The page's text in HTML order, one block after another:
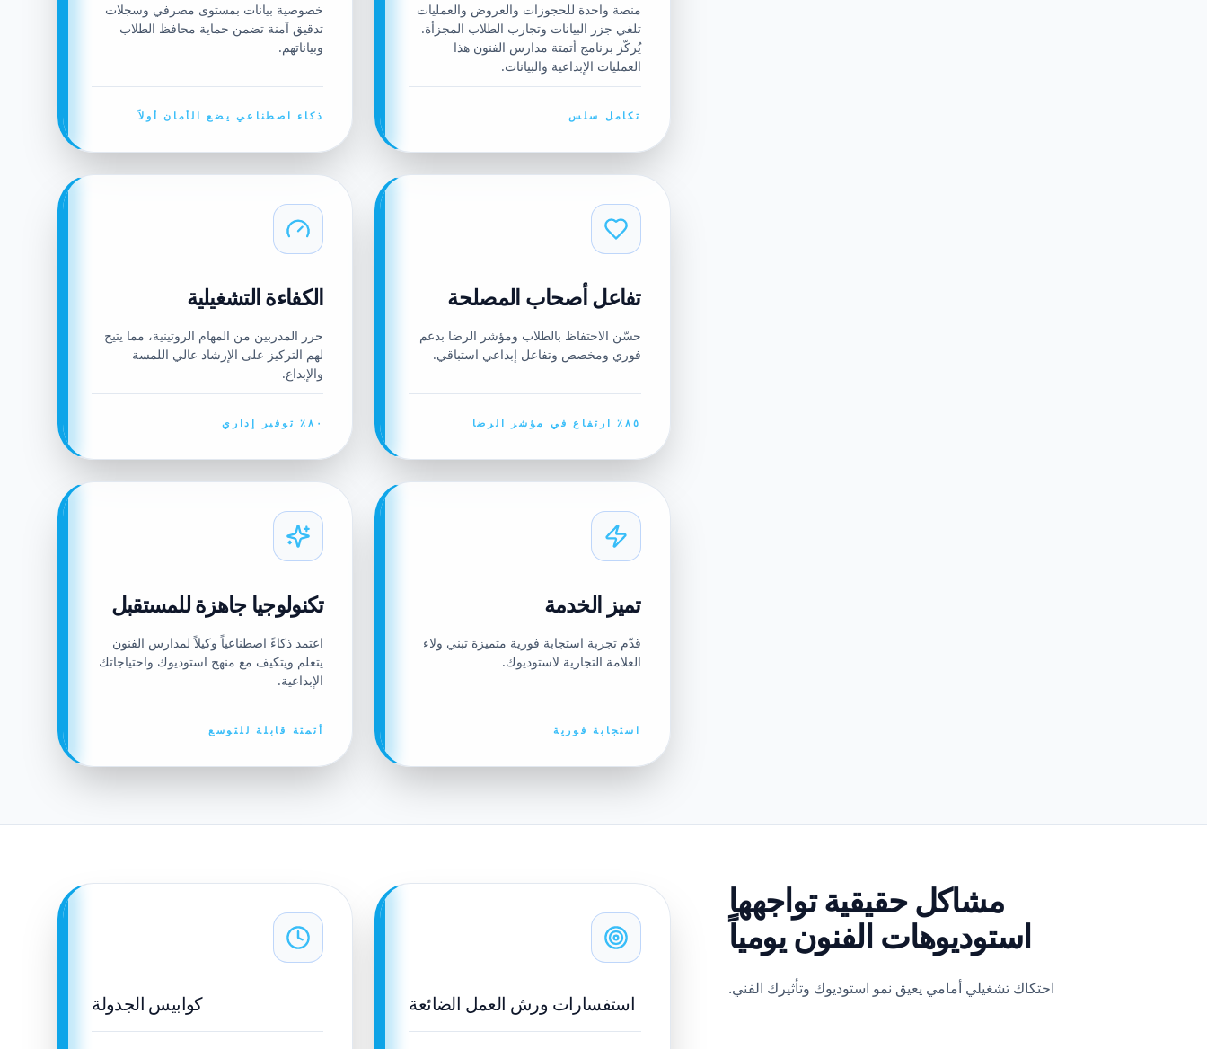
منصة واحدة للحجوزات والعروض والعمليات
تلغي جزر البيانات وتجارب الطلاب المجزأة.
يُركّز برنامج أتمتة مدارس الفنون هذا
العمليات الإبداعية والبيانات.
تكامل سلس
خصوصية بيانات بمستوى مصرفي وسجلات
تدقيق آمنة تضمن حماية محافظ الطلاب
وبياناتهم.
ذكاء اصطناعي يضع الأمان أولاً
تفاعل أصحاب المصلحة
حسّن الاحتفاظ بالطلاب ومؤشر الرضا بدعم
فوري ومخصص وتفاعل إبداعي استباقي.
٨٥٪ ارتفاع في مؤشر الرضا
الكفاءة التشغيلية
حرر المدربين من المهام الروتينية، مما يتيح
لهم التركيز على الإرشاد عالي اللمسة
والإبداع.
٨٠٪ توفير إداري
تميز الخدمة
قدّم تجربة استجابة فورية متميزة تبني ولاء
العلامة التجارية لاستوديوك.
استجابة فورية
تكنولوجيا جاهزة للمستقبل
اعتمد ذكاءً اصطناعياً وكيلاً لمدارس الفنون
يتعلم ويتكيف مع منهج استوديوك واحتياجاتك
الإبداعية.
أتمتة قابلة للتوسع
مشاكل حقيقية تواجهها
استوديوهات الفنون يومياً
احتكاك تشغيلي أمامي يعيق نمو استوديوك وتأثيرك الفني.
استفسارات ورش العمل الضائعة كوابيس الجدولة